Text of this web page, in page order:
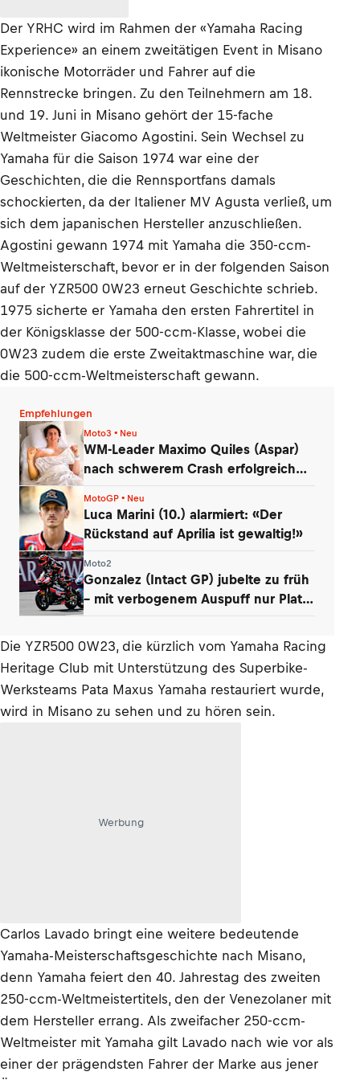
Der YRHC wird im Rahmen der «Yamaha Racing
Experience» an einem zweitätigen Event in Misano
ikonische Motorräder und Fahrer auf die
Rennstrecke bringen. Zu den Teilnehmern am 18.
und 19. Juni in Misano gehört der 15-fache
Weltmeister Giacomo Agostini. Sein Wechsel zu
Yamaha für die Saison 1974 war eine der
Geschichten, die die Rennsportfans damals
schockierten, da der Italiener MV Agusta verließ, um
sich dem japanischen Hersteller anzuschließen.
Agostini gewann 1974 mit Yamaha die 350-ccm-
Weltmeisterschaft, bevor er in der folgenden Saison
auf der YZR500 0W23 erneut Geschichte schrieb.
1975 sicherte er Yamaha den ersten Fahrertitel in
der Königsklasse der 500-ccm-Klasse, wobei die
0W23 zudem die erste Zweitaktmaschine war, die
die 500-ccm-Weltmeisterschaft gewann.
Empfehlungen
Moto3 • Neu
WM-Leader Maximo Quiles (Aspar)
nach schwerem Crash erfolgreich
MotoGP • Neu
Luca Marini (10.) alarmiert: «Der
Rückstand auf Aprilia ist gewaltig!»
Moto2
Gonzalez (Intact GP) jubelte zu früh
– mit verbogenem Auspuff nur Platz
Die YZR500 0W23, die kürzlich vom Yamaha Racing
Heritage Club mit Unterstützung des Superbike-
Werksteams Pata Maxus Yamaha restauriert wurde,
wird in Misano zu sehen und zu hören sein.
Werbung
Carlos Lavado bringt eine weitere bedeutende
Yamaha-Meisterschaftsgeschichte nach Misano,
denn Yamaha feiert den 40. Jahrestag des zweiten
250-ccm-Weltmeistertitels, den der Venezolaner mit
dem Hersteller errang. Als zweifacher 250-ccm-
Weltmeister mit Yamaha gilt Lavado nach wie vor als
einer der prägendsten Fahrer der Marke aus jener